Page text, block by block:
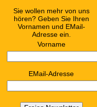
Sie wollen mehr von uns
hören? Geben Sie Ihren
Vornamen und EMail-
Adresse ein.
Vorname
EMail-Adresse